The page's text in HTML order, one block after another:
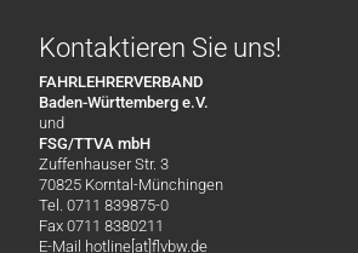
Kontaktieren Sie uns!
FAHRLEHRERVERBAND
Baden-Württemberg e.V.
und
FSG/TTVA mbH
Zuffenhauser Str. 3
70825 Korntal-Münchingen
Tel. 0711 839875-0
Fax 0711 8380211
E-Mail hotline[at]flvbw.de